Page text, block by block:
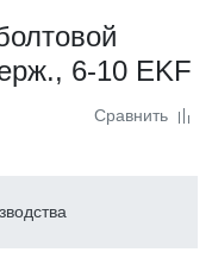
6-10 EKF
Сравнить